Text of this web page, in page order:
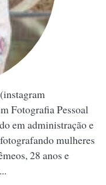
Fotografia Pessoal
em administração e
mulheres
28 anos e